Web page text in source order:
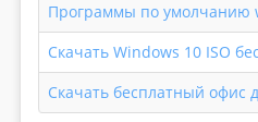
Программы по умолчанию
Скачать Windows 10 ISO
Скачать бесплатный офис